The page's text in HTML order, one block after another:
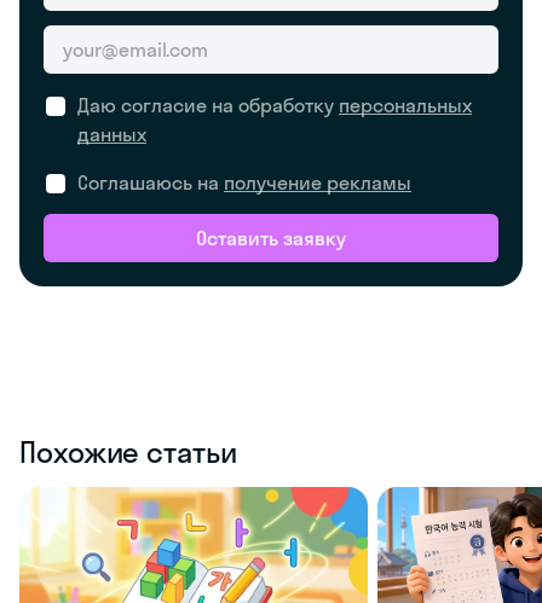
Даю согласие на обработку персональных
данных
Соглашаюсь на получение рекламы
Оставить заявку
Похожие статьи